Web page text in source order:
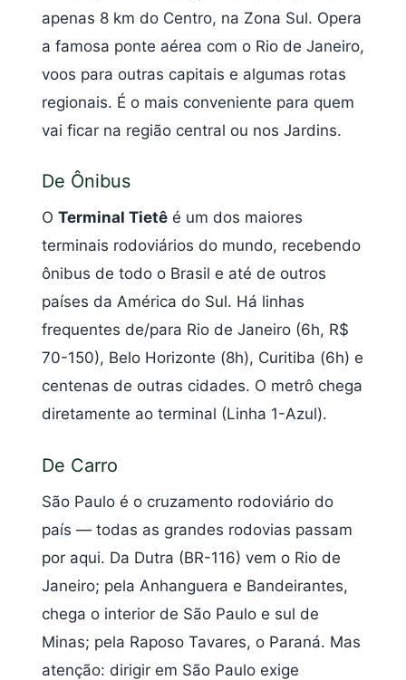
apenas 8 km do Centro, na Zona Sul. Opera
a famosa ponte aérea com o Rio de Janeiro,
voos para outras capitais e algumas rotas
regionais. É o mais conveniente para quem
vai ficar na região central ou nos Jardins.
De Ônibus
O Terminal Tietê é um dos maiores
terminais rodoviários do mundo, recebendo
ônibus de todo o Brasil e até de outros
países da América do Sul. Há linhas
frequentes de/para Rio de Janeiro (6h, R$
70-150), Belo Horizonte (8h), Curitiba (6h) e
centenas de outras cidades. O metrô chega
diretamente ao terminal (Linha 1-Azul).
De Carro
São Paulo é o cruzamento rodoviário do
país — todas as grandes rodovias passam
por aqui. Da Dutra (BR-116) vem o Rio de
Janeiro; pela Anhanguera e Bandeirantes,
chega o interior de São Paulo e sul de
Minas; pela Raposo Tavares, o Paraná. Mas
atenção: dirigir em São Paulo exige